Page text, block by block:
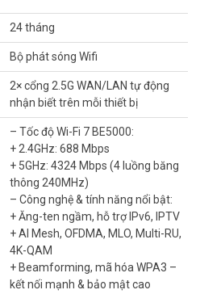
toái
gián đoạn, chơi game lag, hoặc
mất hiệu suất, trẻ em không học
đông cần Wi-Fi mạnh hơn. Một hệ
Pack) – Wi-Fi 7
vượt trội
24 tháng
Bộ phát sóng Wifi
2× cổng 2.5G WAN/LAN tự động
nhận biết trên mỗi thiết bị
– Tốc độ Wi-Fi 7 BE5000:
+ 2.4GHz: 688 Mbps
+ 5GHz: 4324 Mbps (4 luồng băng
thông 240MHz)
– Công nghệ & tính năng nổi bật:
+ Ăng-ten ngầm, hỗ trợ IPv6, IPTV
+ AI Mesh, OFDMA, MLO, Multi-RU,
4K-QAM
+ Beamforming, mã hóa WPA3 –
kết nối mạnh & bảo mật cao